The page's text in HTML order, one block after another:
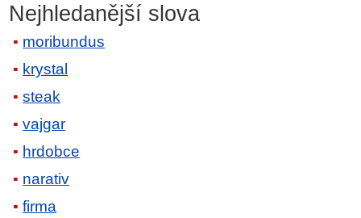
Nejhledanější slova
moribundus
krystal
steak
vajgar
hrdobce
narativ
firma